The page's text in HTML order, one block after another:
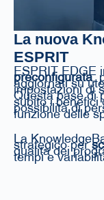
La nuova
ESPRIT
ESPRIT EDGE
preconfigurata,
aggiornati su
impostazioni di
Questa base di
subito i benefici
possibilità di
funzione delle
La
strategico per
qualità dei
tempi e